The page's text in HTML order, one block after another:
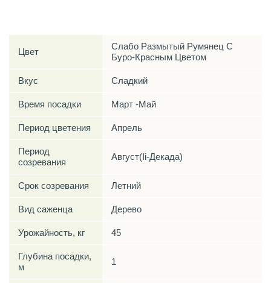
Цвет
Слабо Размытый Румянец С
Буро-Красным Цветом
Вкус Сладкий
Время посадки Март -Май
Период цветения Апрель
Период
созревания
Август(Ii-Декада)
Срок созревания Летний
Вид саженца Дерево
Урожайность, кг 45
Глубина посадки,
м
1